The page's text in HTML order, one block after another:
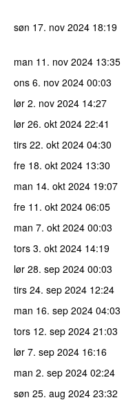
søn 17. nov 2024 18:19
man 11. nov 2024 13:35
ons 6. nov 2024 00:03
lør 2. nov 2024 14:27
lør 26. okt 2024 22:41
tirs 22. okt 2024 04:30
fre 18. okt 2024 13:30
man 14. okt 2024 19:07
fre 11. okt 2024 06:05
man 7. okt 2024 00:03
tors 3. okt 2024 14:19
lør 28. sep 2024 00:03
tirs 24. sep 2024 12:24
man 16. sep 2024 04:03
tors 12. sep 2024 21:03
lør 7. sep 2024 16:16
man 2. sep 2024 02:24
søn 25. aug 2024 23:32